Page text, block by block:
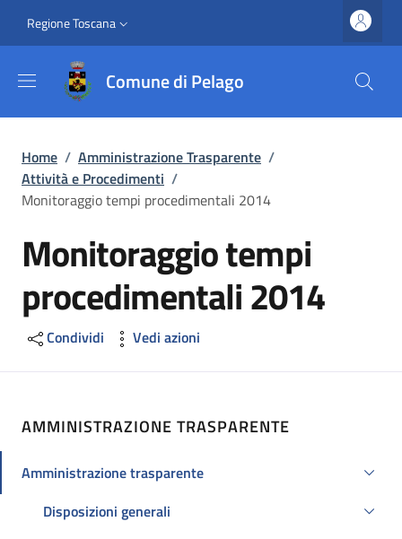
Slim top
Regione Toscana
Comune di Pelago
Briciole di pane
Home / Amministrazione Trasparente /
Attività e Procedimenti /
Monitoraggio tempi procedimentali 2014
Monitoraggio tempi
procedimentali 2014
Condividi Vedi azioni
AMMINISTRAZIONE TRASPARENTE
Amministrazione trasparente
Attivo
Disposizioni generali